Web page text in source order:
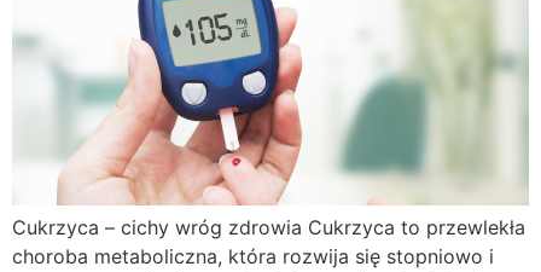
Cukrzyca – cichy wróg zdrowia Cukrzyca to przewlekła
choroba metaboliczna, która rozwija się stopniowo i